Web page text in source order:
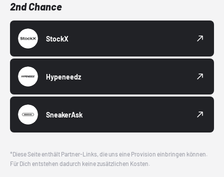
2nd Chance
StockX
Hypeneedz
SneakerAsk
*Diese Seite enthält Partner-Links, die uns eine Provision einbringen können.
Für Dich entstehen dadurch keine zusätzlichen Kosten.